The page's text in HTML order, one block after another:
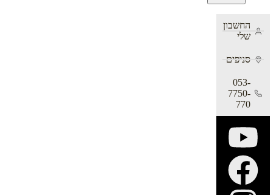
החשבון
שלי
סניפים
053-
7750-
770